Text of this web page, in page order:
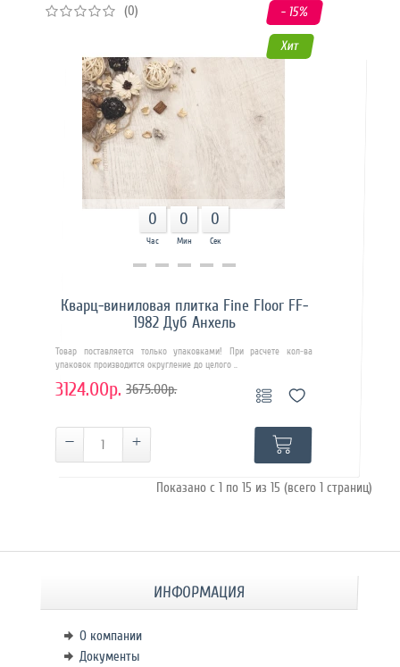
0
Час
0
Мин
0
Сек
(0) - 15%
Хит
Купить в 1 клик
Кварц-виниловая плитка Fine Floor FF-
1982 Дуб Анхель
Товар поставляется только упаковками! При расчете кол-ва
упаковок производится округление до целого ..
3124.00р. 3675.00р.
Показано с 1 по 15 из 15 (всего 1 страниц)
ИНФОРМАЦИЯ
О компании
Документы